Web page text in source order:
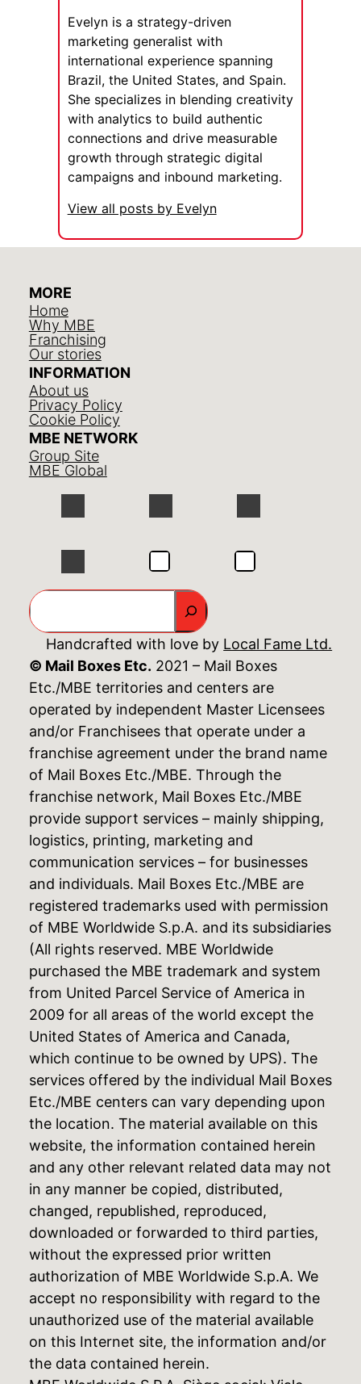
Evelyn is a strategy-driven
marketing generalist with
international experience spanning
Brazil, the United States, and Spain.
She specializes in blending creativity
with analytics to build authentic
connections and drive measurable
growth through strategic digital
campaigns and inbound marketing.
View all posts by Evelyn
MORE
Home
Why MBE
Franchising
Our stories
INFORMATION
About us
Privacy Policy
Cookie Policy
MBE NETWORK
Group Site
MBE Global
GO
Handcrafted with love by Local Fame Ltd.
© Mail Boxes Etc. 2021 – Mail Boxes
Etc./MBE territories and centers are
operated by independent Master Licensees
and/or Franchisees that operate under a
franchise agreement under the brand name
of Mail Boxes Etc./MBE. Through the
franchise network, Mail Boxes Etc./MBE
provide support services – mainly shipping,
logistics, printing, marketing and
communication services – for businesses
and individuals. Mail Boxes Etc./MBE are
registered trademarks used with permission
of MBE Worldwide S.p.A. and its subsidiaries
(All rights reserved. MBE Worldwide
purchased the MBE trademark and system
from United Parcel Service of America in
2009 for all areas of the world except the
United States of America and Canada,
which continue to be owned by UPS). The
services offered by the individual Mail Boxes
Etc./MBE centers can vary depending upon
the location. The material available on this
website, the information contained herein
and any other relevant related data may not
in any manner be copied, distributed,
changed, republished, reproduced,
downloaded or forwarded to third parties,
without the expressed prior written
authorization of MBE Worldwide S.p.A. We
accept no responsibility with regard to the
unauthorized use of the material available
on this Internet site, the information and/or
the data contained herein.